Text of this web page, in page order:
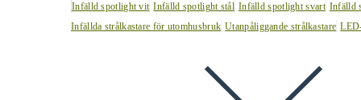
Infälld spotlight vit Infälld spotlight stål Infälld spotlight svart Infälld
Infällda strålkastare för utomhusbruk Utanpåliggande strålkastare